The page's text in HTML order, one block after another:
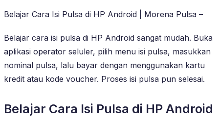
Belajar Cara Isi Pulsa di HP Android | Morena Pulsa –
Belajar cara isi pulsa di HP Android sangat mudah. Buka
aplikasi operator seluler, pilih menu isi pulsa, masukkan
nominal pulsa, lalu bayar dengan menggunakan kartu
kredit atau kode voucher. Proses isi pulsa pun selesai.
Belajar Cara Isi Pulsa di HP Android